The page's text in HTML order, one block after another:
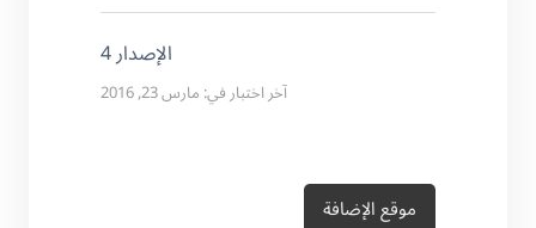
الإصدار 4
آخر اختبار في: مارس 23, 2016
موقع الإضافة